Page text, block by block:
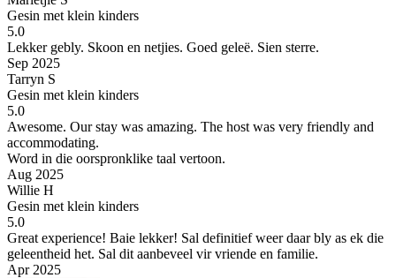
Gesin met klein kinders
5.0
Lekker gebly. Skoon en netjies. Goed geleë. Sien sterre.
Sep 2025
Tarryn S
Gesin met klein kinders
5.0
Awesome. Our stay was amazing. The host was very friendly and
accommodating.
Word in die oorspronklike taal vertoon.
Aug 2025
Willie H
Gesin met klein kinders
5.0
Great experience! Baie lekker! Sal definitief weer daar bly as ek die
geleentheid het. Sal dit aanbeveel vir vriende en familie.
Apr 2025